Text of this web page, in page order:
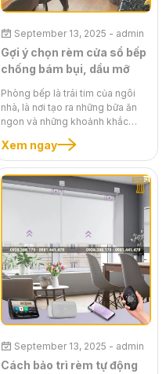
trúc của ngôi nhà.
September 13, 2025 - admin
Gợi ý chọn rèm cửa sổ bếp
chống bám bụi, dầu mỡ
Phòng bếp là trái tim của ngôi
nhà, là nơi tạo ra những bữa ăn
ngon và những khoảnh khắc
quây quần ấm cúng. Tuy nhiên,
đây cũng là không gian dễ bị
bám bẩn bởi khói, dầu mỡ và hơi
nước, gây khó khăn cho việc vệ
sinh. Một bộ rèm cửa sổ bếp
không gian bếp luôn sạch sẽ,
gọn gàng mà vẫn đảm bảo tính
thẩm mỹ và sự tiện nghi. Bài viết
này sẽ chia sẻ những bí quyết
vàng để bạn có thể chọn được bộ
rèm ưng ý, kiến tạo một không
gian bếp lý tưởng.
Xem ngay
September 13, 2025 - admin
Cách bảo trì rèm tự động